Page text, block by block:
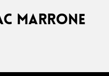
MARRONE